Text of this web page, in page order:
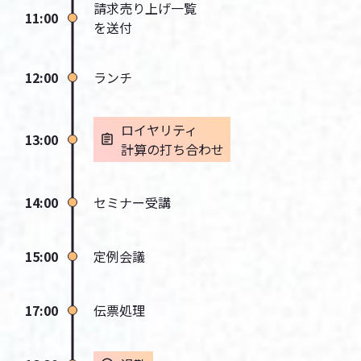
11:00
請求売り上げ一覧
を送付
12:00 ランチ
13:00
ロイヤリティ
計算の打ち合わせ
14:00 セミナー受講
15:00 定例会議
17:00 伝票処理